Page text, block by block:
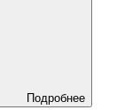
Подробнее